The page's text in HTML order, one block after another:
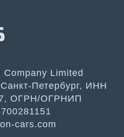
Company Limited
Петербург, ИНН
ОГРН/ОГРНИП
cars.com